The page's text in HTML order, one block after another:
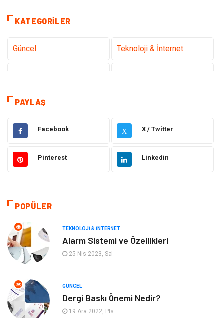
KATEGORILER
Güncel Teknoloji & İnternet
Kamera Sistemleri
Elektrik & Elektronik Gıda
Güzellik & Bakım Otomotiv
Tatil
Bilgisayar & Yazılım Genel Kültür
Mobilya
Turizm
Plaka Tanıma Sistemleri Hediyelik Eşya
PAYLAŞ
Facebook X X / Twitter
Pinterest Linkedin
POPÜLER
TEKNOLOJI & İNTERNET
Alarm Sistemi ve Özellikleri
25 Nis 2023, Sal
GÜNCEL
Dergi Baskı Önemi Nedir?
19 Ara 2022, Pts